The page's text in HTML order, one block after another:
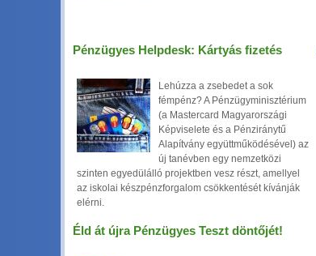
Pénzügyes Helpdesk: Kártyás fizetés
Lehúzza a zsebedet a sok
fémpénz? A Pénzügyminisztérium
(a Mastercard Magyarországi
Képviselete és a Pénziránytű
Alapítvány együttműködésével) az
új tanévben egy nemzetközi
szinten egyedülálló projektben vesz részt, amellyel
az iskolai készpénzforgalom csökkentését kívánják
elérni.
Éld át újra Pénzügyes Teszt döntőjét!